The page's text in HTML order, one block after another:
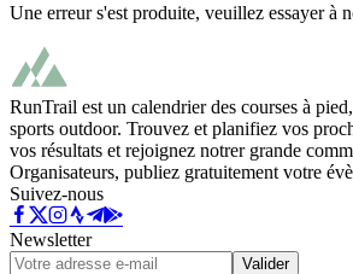
Une erreur s'est produite, veuillez essayer à
RunTrail est un calendrier des courses à
sports outdoor. Trouvez et planifiez vos
vos résultats et rejoignez notrer grande
Organisateurs, publiez gratuitement votre
Suivez-nous
Newsletter
Valider